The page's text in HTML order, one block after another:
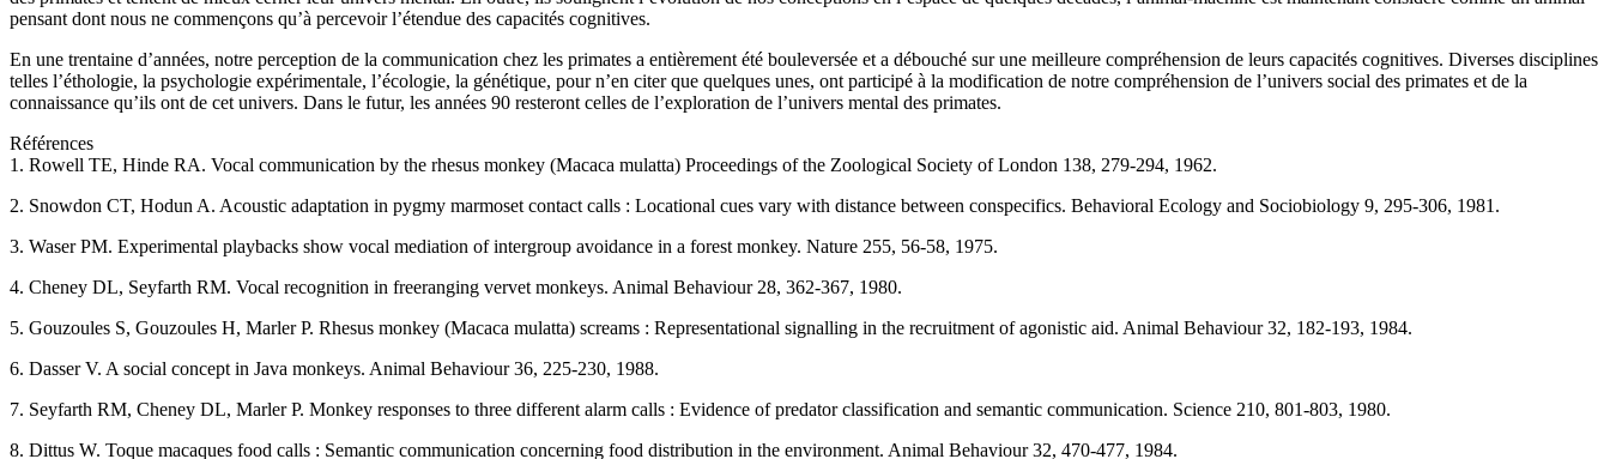
pensant dont nous ne commençons qu’à percevoir l’étendue des capacités cognitives.
En une trentaine d’années, notre perception de la communication chez les primates a entièrement été bouleversée et a débouché sur une meilleure compréhension de leurs capacités cognitives. Diverses disciplines
telles l’éthologie, la psychologie expérimentale, l’écologie, la génétique, pour n’en citer que quelques unes, ont participé à la modification de notre compréhension de l’univers social des primates et de la
connaissance qu’ils ont de cet univers. Dans le futur, les années 90 resteront celles de l’exploration de l’univers mental des primates.
Références
1. Rowell TE, Hinde RA. Vocal communication by the rhesus monkey (Macaca mulatta) Proceedings of the Zoological Society of London 138, 279-294, 1962.
2. Snowdon CT, Hodun A. Acoustic adaptation in pygmy marmoset contact calls : Locational cues vary with distance between conspecifics. Behavioral Ecology and Sociobiology 9, 295-306, 1981.
3. Waser PM. Experimental playbacks show vocal mediation of intergroup avoidance in a forest monkey. Nature 255, 56-58, 1975.
4. Cheney DL, Seyfarth RM. Vocal recognition in freeranging vervet monkeys. Animal Behaviour 28, 362-367, 1980.
5. Gouzoules S, Gouzoules H, Marler P. Rhesus monkey (Macaca mulatta) screams : Representational signalling in the recruitment of agonistic aid. Animal Behaviour 32, 182-193, 1984.
6. Dasser V. A social concept in Java monkeys. Animal Behaviour 36, 225-230, 1988.
7. Seyfarth RM, Cheney DL, Marler P. Monkey responses to three different alarm calls : Evidence of predator classification and semantic communication. Science 210, 801-803, 1980.
8. Dittus W. Toque macaques food calls : Semantic communication concerning food distribution in the environment. Animal Behaviour 32, 470-477, 1984.